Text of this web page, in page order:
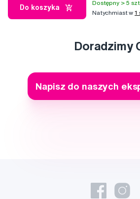
Do koszyka
Dostępny > 5 szt
Natychmiast w1
Doradzimy
Napisz do naszych